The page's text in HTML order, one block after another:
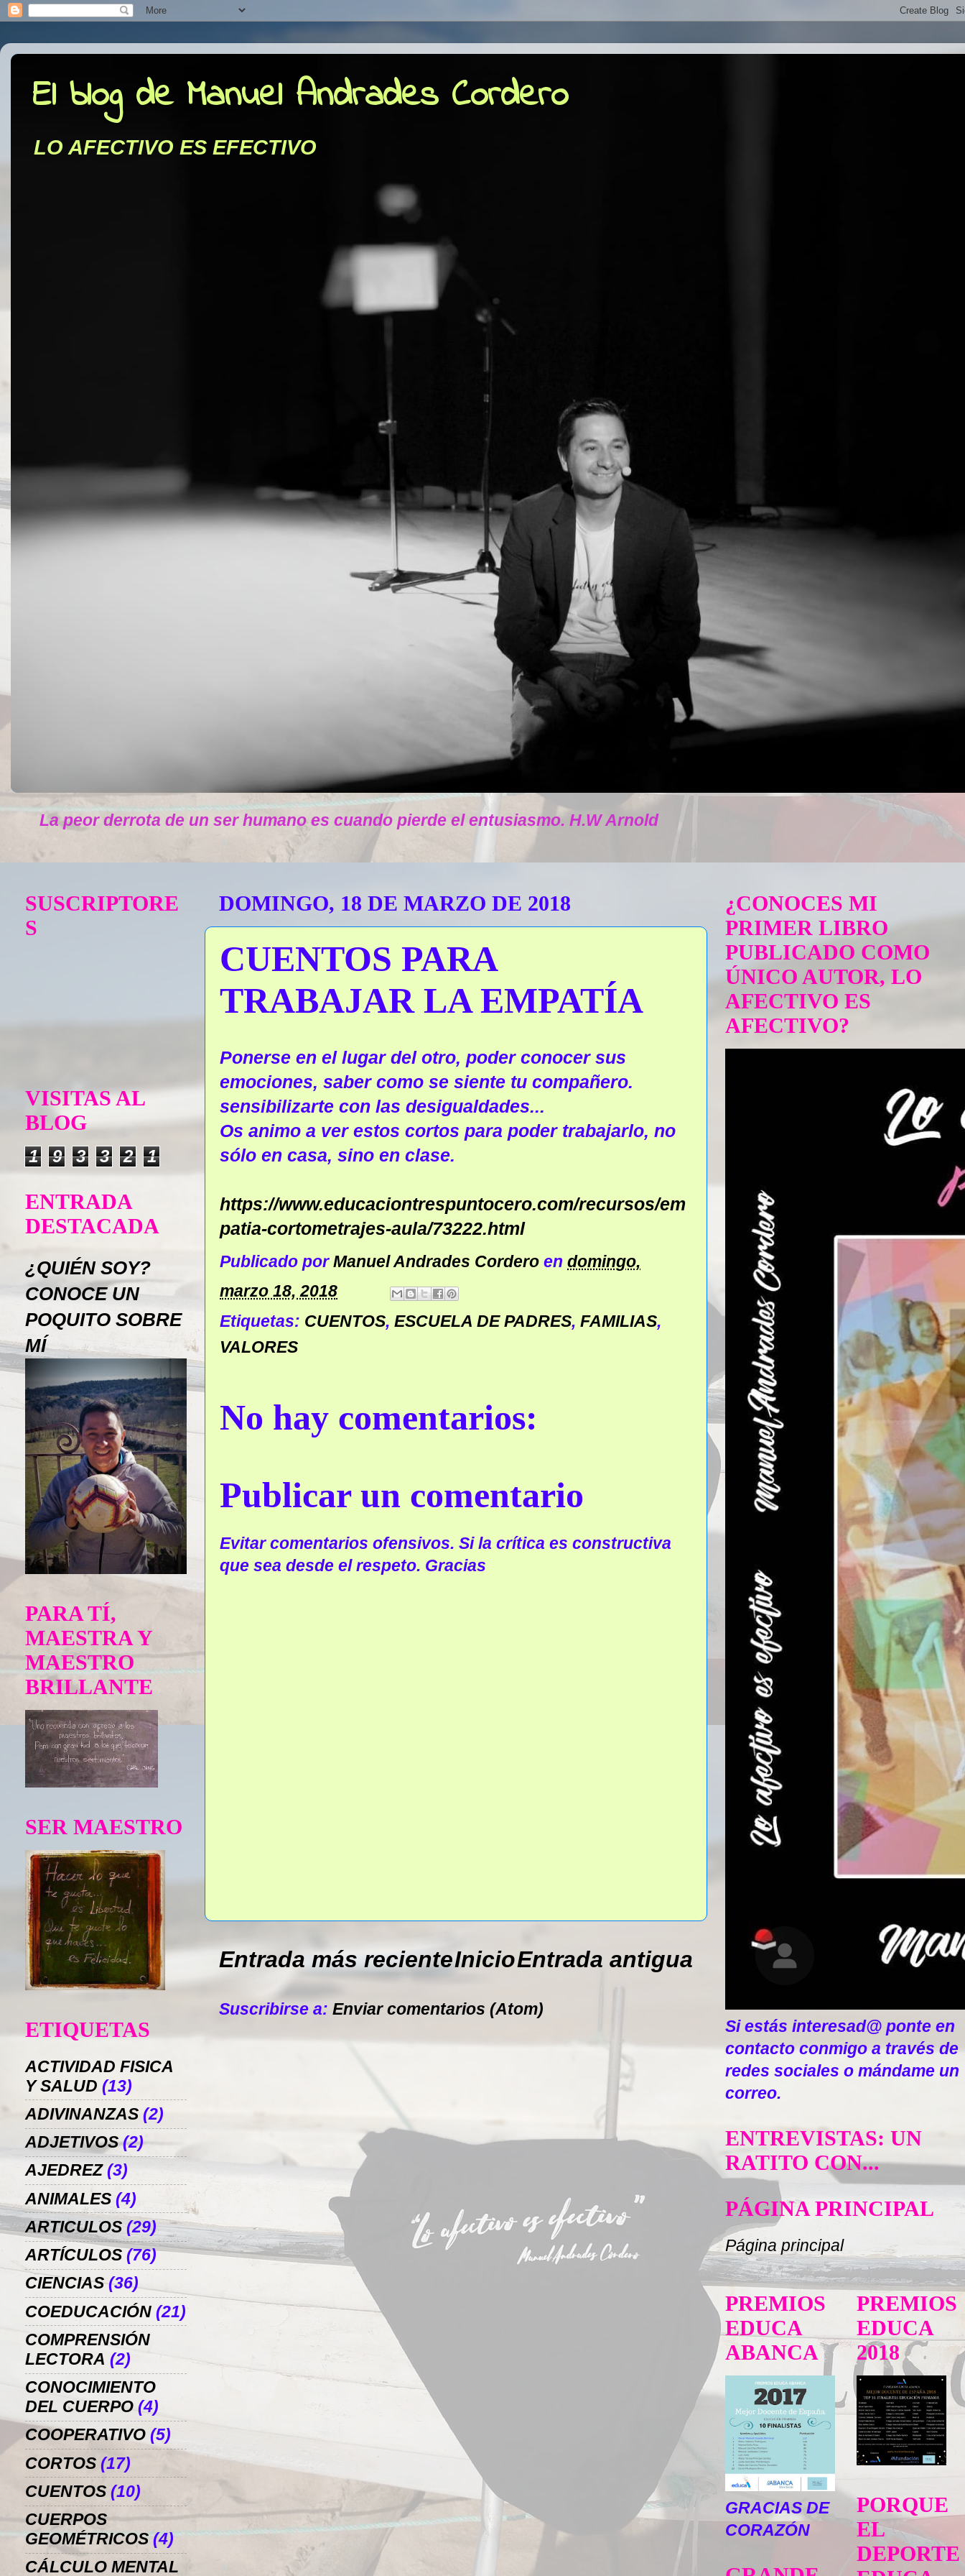
El blog de Manuel Andrades Cordero
LO AFECTIVO ES EFECTIVO
La peor derrota de un ser humano es cuando pierde el entusiasmo. H.W Arnold
DOMINGO, 18 DE MARZO DE 2018
CUENTOS PARA
TRABAJAR LA EMPATÍA
Ponerse en el lugar del otro, poder conocer sus
emociones, saber como se siente tu compañero.
sensibilizarte con las desigualdades...
Os animo a ver estos cortos para poder trabajarlo, no
sólo en casa, sino en clase.
https://www.educaciontrespuntocero.com/recursos/em
patia-cortometrajes-aula/73222.html
Publicado por Manuel Andrades Cordero en domingo,
marzo 18, 2018
Etiquetas: CUENTOS, ESCUELA DE PADRES, FAMILIAS,
VALORES
No hay comentarios:
Publicar un comentario
Evitar comentarios ofensivos. Si la crítica es constructiva
que sea desde el respeto. Gracias
Entrada más reciente Entrada antigua
Inicio
Suscribirse a: Enviar comentarios (Atom)
SUSCRIPTORE
S
VISITAS AL
BLOG
1 9 3 3 2 1
ENTRADA
DESTACADA
¿QUIÉN SOY?
CONOCE UN
POQUITO SOBRE
MÍ
PARA TÍ,
MAESTRA Y
MAESTRO
BRILLANTE
SER MAESTRO
ETIQUETAS
ACTIVIDAD FISICA
Y SALUD (13)
ADIVINANZAS (2)
ADJETIVOS (2)
AJEDREZ (3)
ANIMALES (4)
ARTICULOS (29)
ARTÍCULOS (76)
CIENCIAS (36)
COEDUCACIÓN (21)
COMPRENSIÓN
LECTORA (2)
CONOCIMIENTO
DEL CUERPO (4)
COOPERATIVO (5)
CORTOS (17)
CUENTOS (10)
CUERPOS
GEOMÉTRICOS (4)
CÁLCULO MENTAL
¿CONOCES MI
PRIMER LIBRO
PUBLICADO COMO
ÚNICO AUTOR, LO
AFECTIVO ES
AFECTIVO?
Si estás interesad@ ponte en
contacto conmigo a través de
redes sociales o mándame un
correo.
ENTREVISTAS: UN
RATITO CON...
PÁGINA PRINCIPAL
Página principal
PREMIOS
EDUCA
ABANCA
GRACIAS DE
CORAZÓN
PREMIOS
EDUCA
2018
PORQUE
EL
DEPORTE